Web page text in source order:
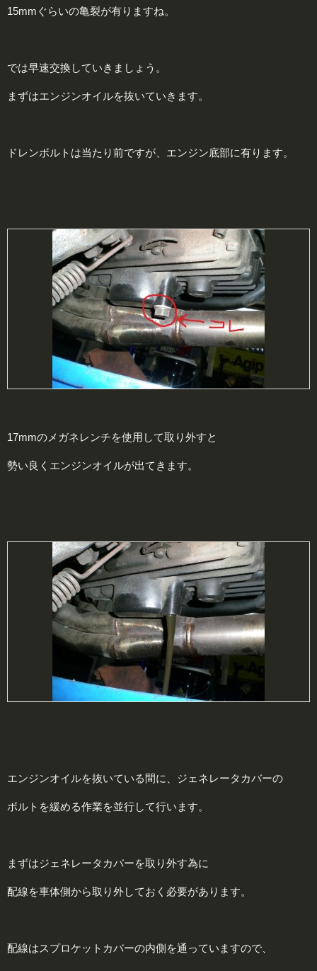
15mmぐらいの亀裂が有りますね。
では早速交換していきましょう。
まずはエンジンオイルを抜いていきます。
ドレンボルトは当たり前ですが、エンジン底部に有ります。
17mmのメガネレンチを使用して取り外すと
勢い良くエンジンオイルが出てきます。
エンジンオイルを抜いている間に、ジェネレータカバーの
ボルトを緩める作業を並行して行います。
まずはジェネレータカバーを取り外す為に
配線を車体側から取り外しておく必要があります。
配線はスプロケットカバーの内側を通っていますので、